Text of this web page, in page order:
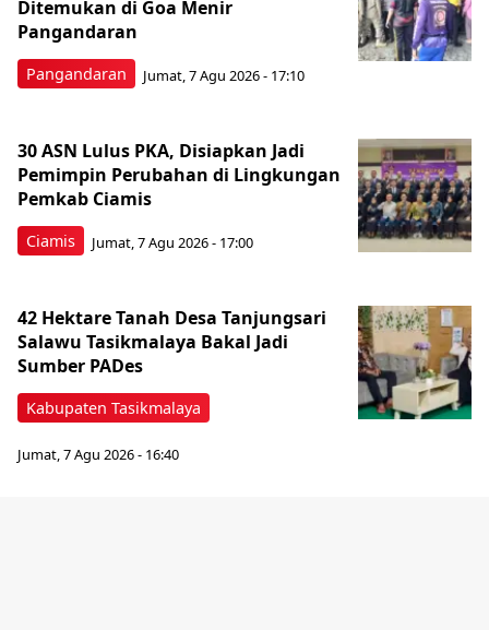
Pangandaran
Ditemukan di Goa Menir
Pangandaran
Jumat, 7 Agu 2026 - 17:10
Ciamis
30 ASN Lulus PKA, Disiapkan Jadi
Pemimpin Perubahan di Lingkungan
Pemkab Ciamis
Jumat, 7 Agu 2026 - 17:00
Kabupaten Tasikmalaya
42 Hektare Tanah Desa Tanjungsari
Salawu Tasikmalaya Bakal Jadi
Sumber PADes
Jumat, 7 Agu 2026 - 16:40